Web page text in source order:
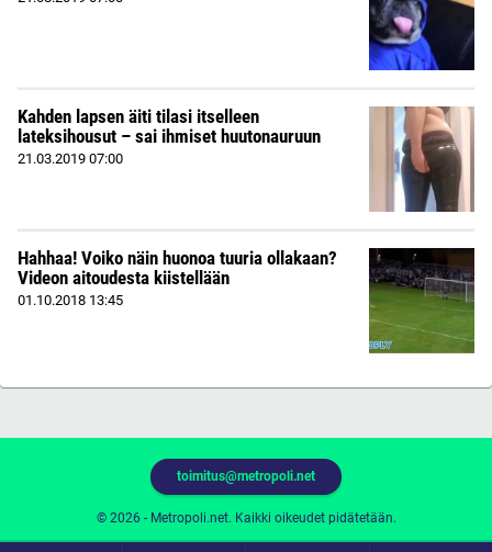
Kahden lapsen äiti tilasi itselleen
lateksihousut – sai ihmiset huutonauruun
21.03.2019 07:00
Hahhaa! Voiko näin huonoa tuuria ollakaan?
Videon aitoudesta kiistellään
01.10.2018 13:45
© 2026 - Metropoli.net. Kaikki oikeudet pidätetään.
toimitus@metropoli.net